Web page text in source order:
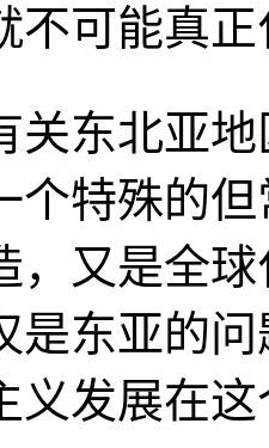
不可能真
关东北亚
个特殊的
，又是全
是东亚的
义发展在